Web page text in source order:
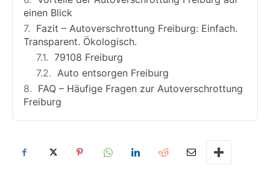
einen Blick
Fazit – Autoverschrottung Freiburg: Einfach.
Transparent. Ökologisch.
79108 Freiburg
Auto entsorgen Freiburg
FAQ – Häufige Fragen zur Autoverschrottung
Freiburg